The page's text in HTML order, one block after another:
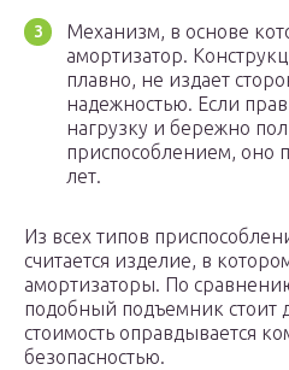
Механизм, в основе
амортизатор.
плавно, не издает
надежностью. Если
нагрузку и бережно
приспособлением, оно
лет.
Из всех типов
считается изделие, в
амортизаторы. По
подобный подъемник стоит
стоимость оправдывается
безопасностью.